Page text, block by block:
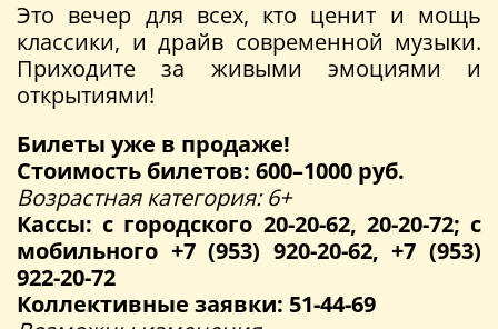
Это вечер для всех, кто ценит и мощь
классики, и драйв современной музыки.
Приходите за живыми эмоциями и
открытиями!
Билеты уже в продаже!
Стоимость билетов: 600–1000 руб.
Возрастная категория: 6+
Кассы: с городского 20-20-62, 20-20-72; с
мобильного +7 (953) 920-20-62, +7 (953)
922-20-72
Коллективные заявки: 51-44-69